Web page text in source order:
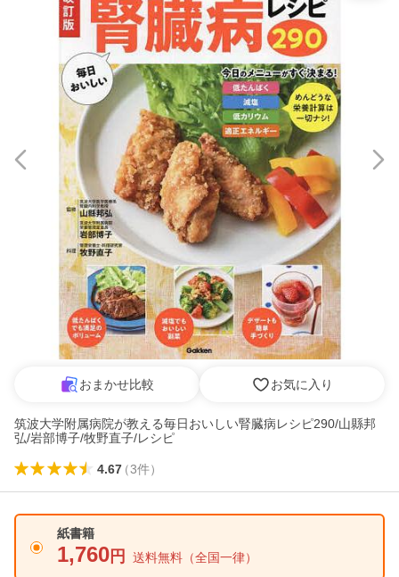
おまかせ比較 お気に入り
筑波大学附属病院が教える毎日おいしい腎臓病レシピ290/山縣邦
弘/岩部博子/牧野直子/レシピ
4.67（3件）
紙書籍
1,760 円 送料無料 （全国一律）